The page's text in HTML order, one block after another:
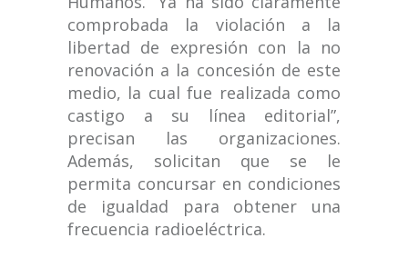
comprobada la violación a la
libertad de expresión con la no
renovación a la concesión de este
medio, la cual fue realizada como
castigo a su línea editorial”,
precisan las organizaciones.
Además, solicitan que se le
permita concursar en condiciones
de igualdad para obtener una
frecuencia radioeléctrica.